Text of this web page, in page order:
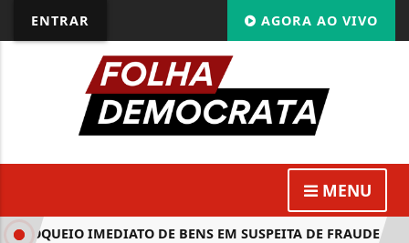
ENTRAR AGORA AO VIVO
MENU
IMEDIATO DE BENS EM SUSPEITA DE FRAUDE